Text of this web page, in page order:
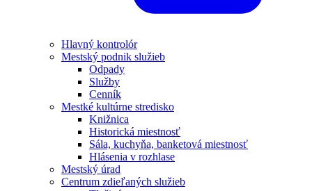
Hlavný kontrolór
Mestský podnik služieb
Odpady
Služby
Cenník
Mestké kultúrne stredisko
Knižnica
Historická miestnosť
Sála, kuchyňa, banketová miestnosť
Hlásenia v rozhlase
Mestský úrad
Centrum zdieľaných služieb